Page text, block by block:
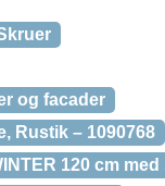
og facader
Rustik – 1090768
120 cm med